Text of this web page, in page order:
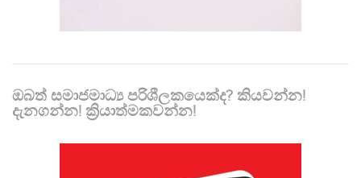
ඔබත් සමාජමාධ්‍ය පරිශීලකයෙක්ද? කියවන්න!
දැනගන්න! ක්‍රියාත්මකවන්න!